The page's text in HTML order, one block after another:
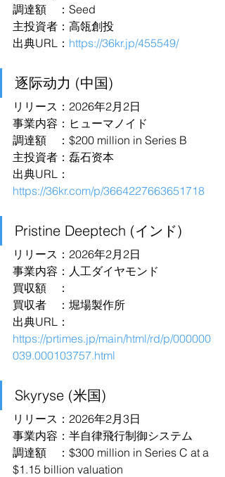
調達額　：Seed
主投資者：高瓴創投
出典URL： https://36kr.jp/455549/
逐际动力 (中国)
リリース：2026年2月2日
事業内容：ヒューマノイド
調達額　：$200 million in Series B
主投資者：磊石资本
出典URL：
https://36kr.com/p/3664227663651718
Pristine Deeptech (インド)
リリース：2026年2月2日
事業内容：人工ダイヤモンド
買収額　：
買収者　：堀場製作所
出典URL：
https://prtimes.jp/main/html/rd/p/000000
039.000103757.html
Skyryse (米国)
リリース：2026年2月3日
事業内容：半自律飛行制御システム
調達額　：$300 million in Series C at a
$1.15 billion valuation